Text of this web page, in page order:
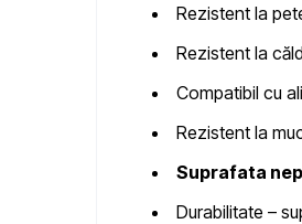
Rezistent la
Rezistent la
Compatibil cu
Rezistent la
Suprafata
Durabilitate –